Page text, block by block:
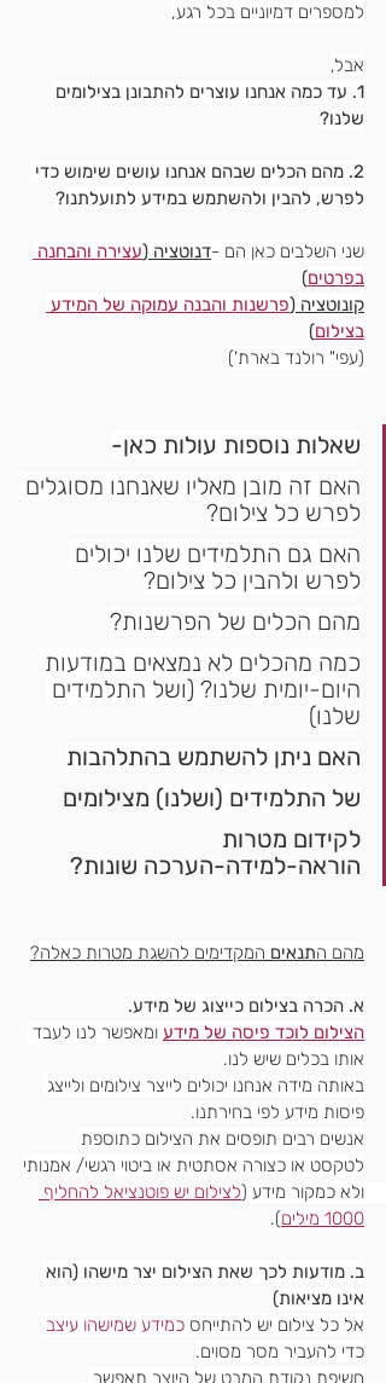
למספרים דמיוניים בכל רגע,
אבל,
1. עד כמה אנחנו עוצרים להתבונן בצילומים
שלנו?
2. מהם הכלים שבהם אנחנו עושים שימוש כדי
לפרש, להבין ולהשתמש במידע לתועלתנו?
שני השלבים כאן הם -דנוטציה (עצירה והבחנה
בפרטים)
קונוטציה (פרשנות והבנה עמוקה של המידע
בצילום)
(עפי" רולנד בארת')
שאלות נוספות עולות כאן-
האם זה מובן מאליו שאנחנו מסוגלים
לפרש כל צילום?
האם גם התלמידים שלנו יכולים
לפרש ולהבין כל צילום?
מהם הכלים של הפרשנות?
כמה מהכלים לא נמצאים במודעות
היום-יומית שלנו? (ושל התלמידים
שלנו)
האם ניתן להשתמש בהתלהבות
של התלמידים (ושלנו) מצילומים
לקידום מטרות
הוראה-למידה-הערכה שונות?
מהם התנאים המקדימים להשגת מטרות כאלה?
א. הכרה בצילום כייצוג של מידע.
הצילום לוכד פיסה של מידע ומאפשר לנו לעבד
אותו בכלים שיש לנו.
באותה מידה אנחנו יכולים לייצר צילומים ולייצג
פיסות מידע לפי בחירתנו.
אנשים רבים תופסים את הצילום כתוספת
לטקסט או כצורה אסתטית או ביטוי רגשי/ אמנותי
ולא כמקור מידע (לצילום יש פוטנציאל להחליף
1000 מילים
).
ב. מודעות לכך שאת הצילום יצר מישהו (הוא
אינו מציאות)
אל כל צילום יש להתייחס כמידע שמישהו עיצב
כדי להעביר מסר מסוים.
חשיפת נקודת המבט של היוצר תאפשר